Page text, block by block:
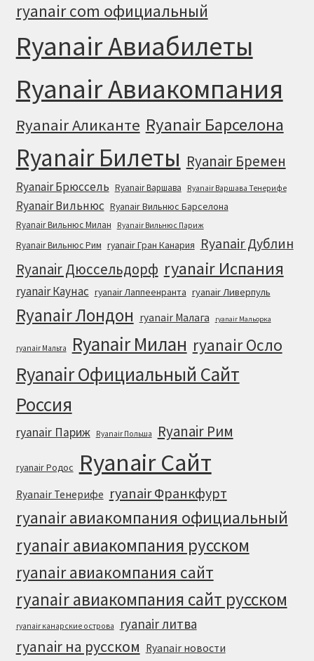
ryanair com официальный
Ryanair Авиабилеты
Ryanair Авиакомпания
Ryanair Аликанте Ryanair Барселона
Ryanair Билеты Ryanair Бремен
Ryanair Брюссель Ryanair Варшава Ryanair Варшава Тенерифе
Ryanair Вильнюс Ryanair Вильнюс Барселона
Ryanair Вильнюс Милан Ryanair Вильнюс Париж
Ryanair Вильнюс Рим ryanair Гран Канария Ryanair Дублин
Ryanair Дюссельдорф ryanair Испания
ryanair Каунас ryanair Лаппеенранта ryanair Ливерпуль
Ryanair Лондон ryanair Малага ryanair Мальорка
ryanair Мальта Ryanair Милан ryanair Осло
Ryanair Официальный Cайт
Россия
ryanair Париж Ryanair Польша Ryanair Рим
ryanair Родос Ryanair Сайт
Ryanair Тенерифе ryanair Франкфурт
ryanair авиакомпания официальный
ryanair авиакомпания русском
ryanair авиакомпания сайт
ryanair авиакомпания сайт русском
ryanair канарские острова ryanair литва
ryanair на русском Ryanair новости